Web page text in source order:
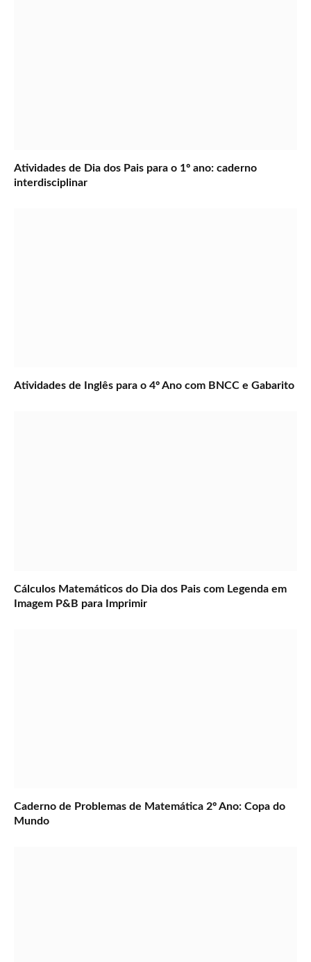
Atividades de Dia dos Pais para o 1º ano: caderno
interdisciplinar
Atividades de Inglês para o 4º Ano com BNCC e Gabarito
Cálculos Matemáticos do Dia dos Pais com Legenda em
Imagem P&B para Imprimir
Caderno de Problemas de Matemática 2º Ano: Copa do
Mundo